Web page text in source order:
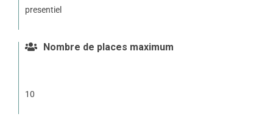
presentiel
Nombre de places maximum
10